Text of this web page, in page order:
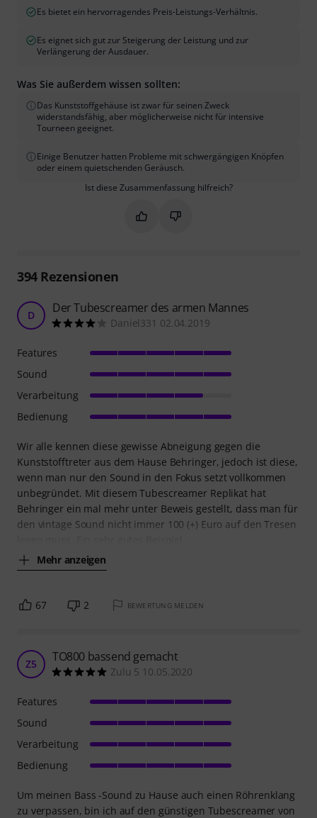
Es bietet ein hervorragendes Preis-Leistungs-Verhältnis.
Es eignet sich gut zur Steigerung der Leistung und zur
Verlängerung der Ausdauer.
Was Sie außerdem wissen sollten:
Das Kunststoffgehäuse ist zwar für seinen Zweck
widerstandsfähig, aber möglicherweise nicht für intensive
Tourneen geeignet.
Einige Benutzer hatten Probleme mit schwergängigen Knöpfen
oder einem quietschenden Geräusch.
Ist diese Zusammenfassung hilfreich?
Markieren Sie diese
Markieren Sie diese
394Rezensionen
D Der Tubescreamer des armen Mannes
Daniel331 02.04.2019
Wir alle kennen diese gewisse Abneigung gegen die
Kunststofftreter aus dem Hause Behringer, jedoch ist diese,
wenn man nur den Sound in den Fokus setzt vollkommen
unbegründet. Mit diesem Tubescreamer Replikat hat
Behringer ein mal mehr unter Beweis gestellt, dass man für
den vintage Sound nicht immer 100 (+) Euro auf den Tresen
Mehr anzeigen
Features
Sound
Verarbeitung
Bedienung
67 2 BEWERTUNG MELDEN
Z5 TO800 bassend gemacht
Zulu 5 10.05.2020
Um meinen Bass -Sound zu Hause auch einen Röhrenklang
zu verpassen, bin ich auf den günstigen Tubescreamer von
Features
Sound
Verarbeitung
Bedienung